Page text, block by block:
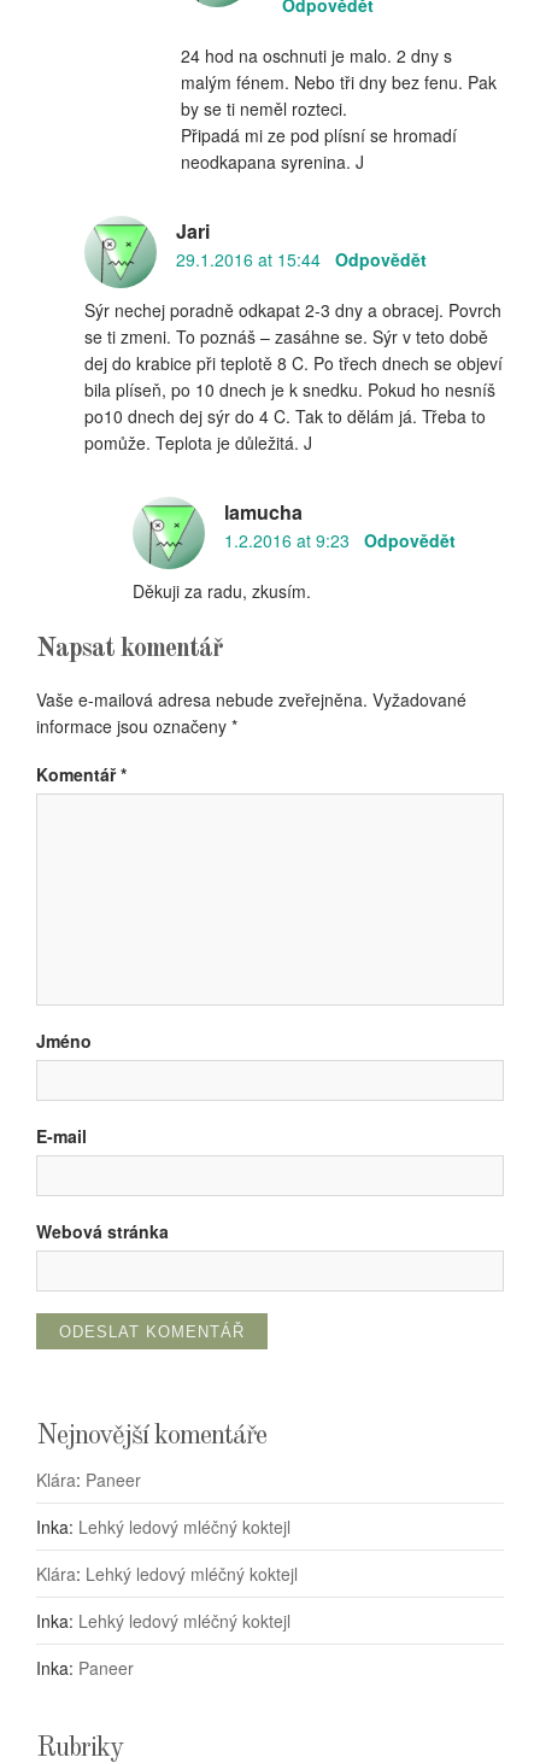
24 hod na oschnuti je malo. 2 dny s
malým fénem. Nebo tři dny bez fenu. Pak
by se ti neměl rozteci.
Připadá mi ze pod plísní se hromadí
neodkapana syrenina. J
Jari
29.1.2016 at 15:44 Odpovědět
Sýr nechej poradně odkapat 2-3 dny a obracej. Povrch
se ti zmeni. To poznáš – zasáhne se. Sýr v teto době
dej do krabice při teplotě 8 C. Po třech dnech se objeví
bila plíseň, po 10 dnech je k snedku. Pokud ho nesníš
po10 dnech dej sýr do 4 C. Tak to dělám já. Třeba to
pomůže. Teplota je důležitá. J
lamucha
1.2.2016 at 9:23 Odpovědět
Děkuji za radu, zkusím.
Napsat komentář
Vaše e-mailová adresa nebude zveřejněna. Vyžadované
informace jsou označeny *
Komentář*
Jméno
E-mail
Webová stránka
Nejnovější komentáře
Klára: Paneer
Inka: Lehký ledový mléčný koktejl
Klára: Lehký ledový mléčný koktejl
Inka: Lehký ledový mléčný koktejl
Inka: Paneer
Rubriky